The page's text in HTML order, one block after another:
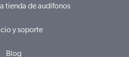
tienda de audífonos
y soporte
Blog